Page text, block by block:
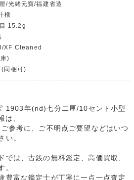
/光緒元寶/福建省造
様
15.2g
XF Cleaned
)
同梱可)
1903年(nd)七分二厘/10セント小型
は、
参考に、ご不明点ご要望などはいつ
い。
では、古銭の無料鑑定、高価買取、
。
豊富な鑑定士が丁寧に一点一点査定